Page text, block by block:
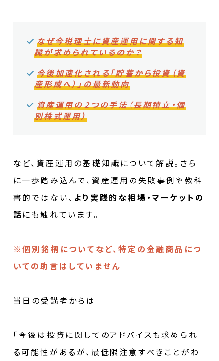
なぜ今税理士に資産運用に関する知
識が求められているのか？
今後加速化される「貯蓄から投資（資
産形成へ）」の最新動向
資産運用の２つの手法（長期積立・個
別株式運用）
など、資産運用の基礎知識について解説。さら
に一歩踏み込んで、資産運用の失敗事例や教科
書的ではない、 より実践的な相場・マーケットの
話 にも触れています。
※個別銘柄についてなど、特定の金融商品につ
いての助言はしていません
当日の受講者からは
「今後は投資に関してのアドバイスも求められ
る可能性があるが、最低限注意すべきことがわ